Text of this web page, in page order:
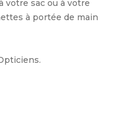
votre sac ou à votre
à portée de main